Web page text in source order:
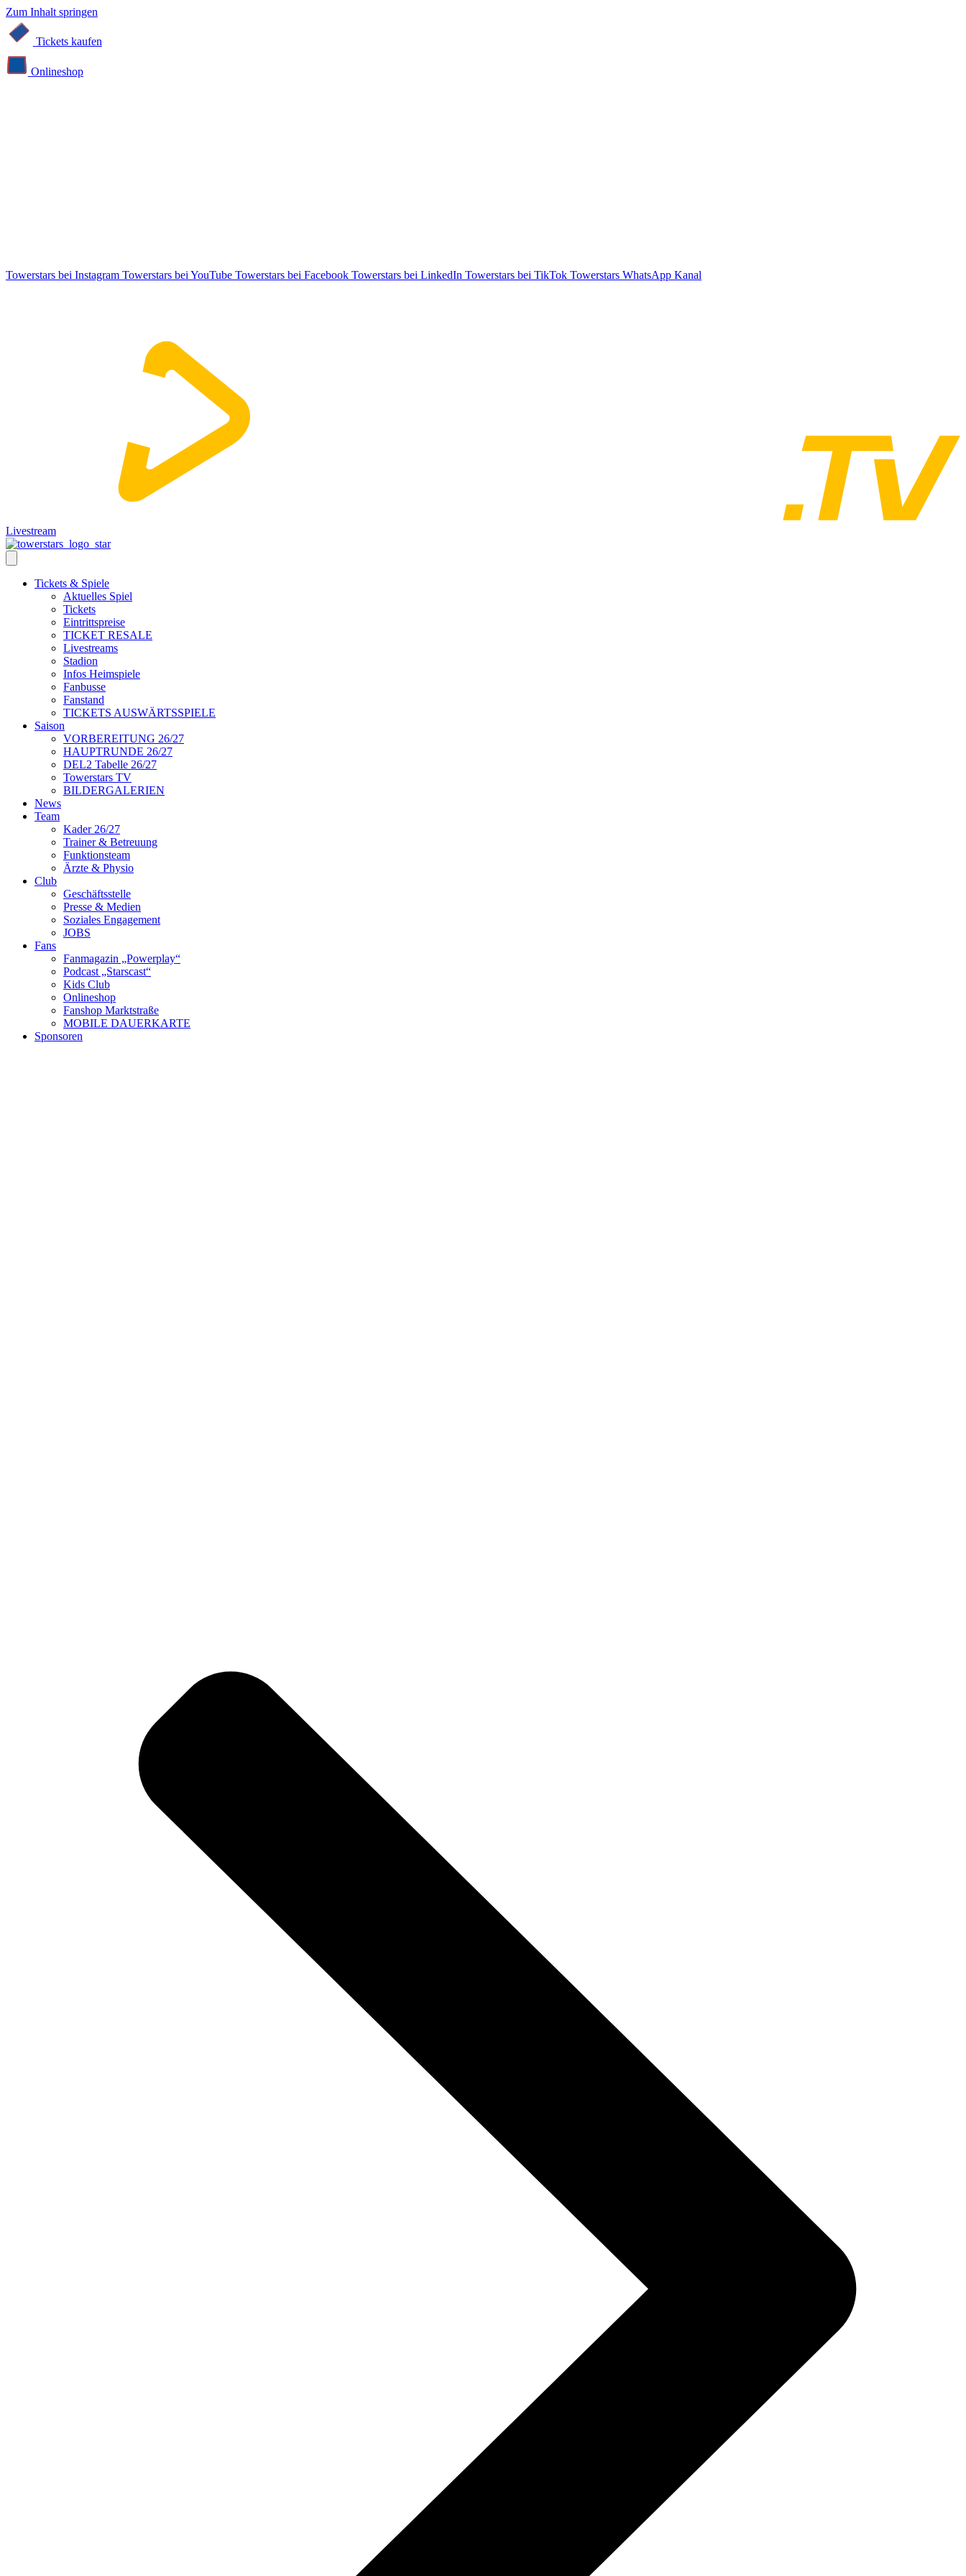
Zum Inhalt springen
Tickets kaufen
Online­shop
Towerstars bei Instagram Towerstars bei YouTube Towerstars bei Facebook Towerstars bei LinkedIn Towerstars bei TikTok Towerstars WhatsApp Kanal
Livestream
Tickets & Spiele
Aktuelles Spiel
Tickets
Eintrittspreise
TICKET RESALE
Livestreams
Stadion
Infos Heimspiele
Fanbusse
Fanstand
TICKETS AUSWÄRTSSPIELE
Saison
VORBEREITUNG 26/27
HAUPTRUNDE 26/27
DEL2 Tabelle 26/27
Towerstars TV
BILDERGALERIEN
News
Team
Kader 26/27
Trainer & Betreuung
Funktionsteam
Ärzte & Physio
Club
Geschäftsstelle
Presse & Medien
Soziales Engagement
JOBS
Fans
Fanmagazin „Powerplay“
Podcast „Starscast“
Kids Club
Onlineshop
Fanshop Marktstraße
MOBILE DAUERKARTE
Sponsoren